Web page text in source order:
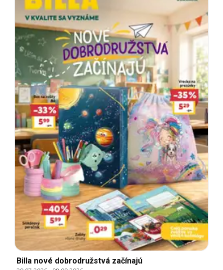
Billa nové dobrodružstvá začínajú